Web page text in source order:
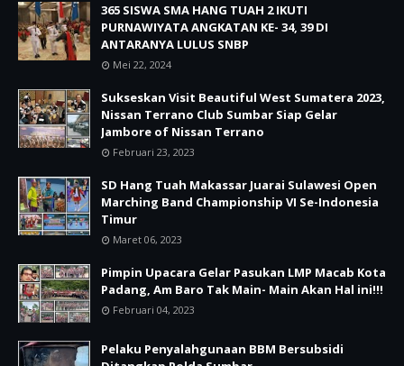
365 SISWA SMA HANG TUAH 2 IKUTI
PURNAWIYATA ANGKATAN KE- 34, 39 DI
ANTARANYA LULUS SNBP
Mei 22, 2024
Sukseskan Visit Beautiful West Sumatera 2023,
Nissan Terrano Club Sumbar Siap Gelar
Jambore of Nissan Terrano
Februari 23, 2023
SD Hang Tuah Makassar Juarai Sulawesi Open
Marching Band Championship VI Se-Indonesia
Timur
Maret 06, 2023
Pimpin Upacara Gelar Pasukan LMP Macab Kota
Padang, Am Baro Tak Main- Main Akan Hal ini!!!
Februari 04, 2023
Pelaku Penyalahgunaan BBM Bersubsidi